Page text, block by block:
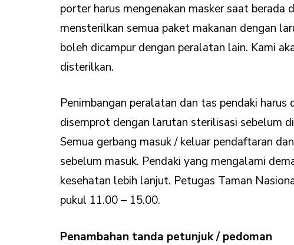
porter harus mengenakan masker saat berada
mensterilkan semua paket makanan dengan
boleh dicampur dengan peralatan lain. Kami
disterilkan.
Penimbangan peralatan dan tas pendaki
disemprot dengan larutan sterilisasi sebelum
Semua gerbang masuk / keluar pendaftaran
sebelum masuk. Pendaki yang mengalami
kesehatan lebih lanjut. Petugas Taman
pukul 11.00 – 15.00.
Penambahan tanda petunjuk / pedoman